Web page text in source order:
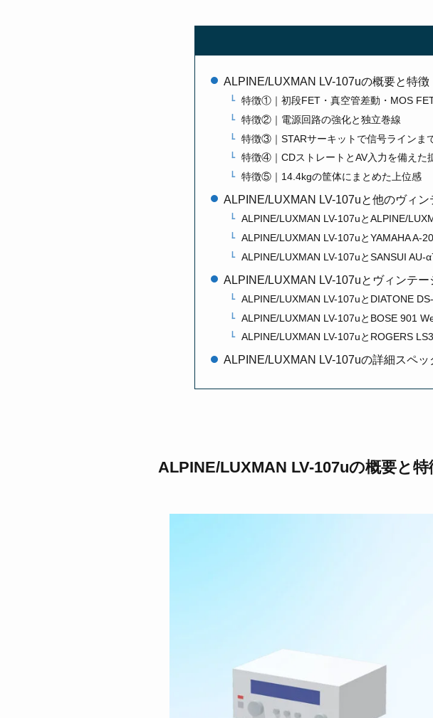
ALPINE/LUXMAN LV-107uの概要と特徴
特徴①｜初段FET・真空管差動・MOS
特徴②｜電源回路の強化と独立巻線
特徴③｜STARサーキットで信号ラインま
特徴④｜CDストレートとAV入力を備えた
特徴⑤｜14.4kgの筐体にまとめた上位感
ALPINE/LUXMAN LV-107uと他のヴィ
ALPINE/LUXMAN LV-107uとALPINE/
ALPINE/LUXMAN LV-107uとYAMAHA A-
ALPINE/LUXMAN LV-107uとSANSUI AU-
ALPINE/LUXMAN LV-107uとヴィンテ
ALPINE/LUXMAN LV-107uとDIATONE
ALPINE/LUXMAN LV-107uとBOSE 901
ALPINE/LUXMAN LV-107uとROGERS
ALPINE/LUXMAN LV-107uの詳細スペッ
ALPINE/LUXMAN LV-107uの概要と特